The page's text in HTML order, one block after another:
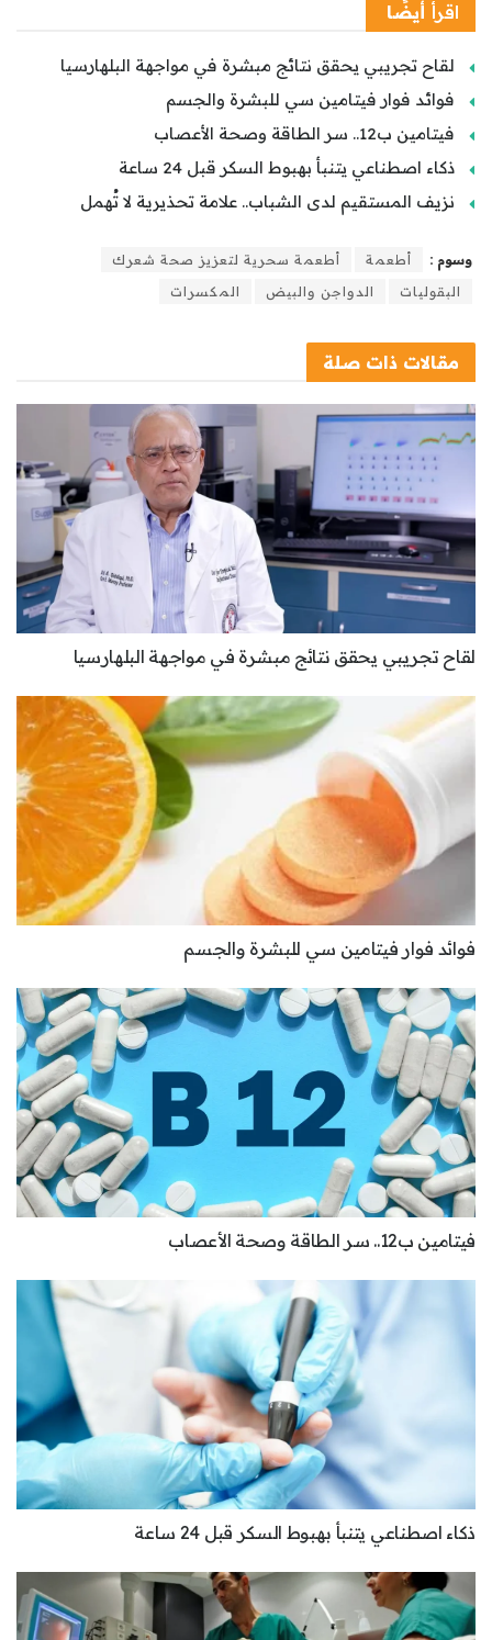
اقرأ أيضًا
لقاح تجريبي يحقق نتائج مبشرة في مواجهة البلهارسيا
فوائد فوار فيتامين سي للبشرة والجسم
فيتامين ب12.. سر الطاقة وصحة الأعصاب
ذكاء اصطناعي يتنبأ بهبوط السكر قبل 24 ساعة
نزيف المستقيم لدى الشباب.. علامة تحذيرية لا تُهمل
وسوم : أطعمة
أطعمة سحرية لتعزيز صحة شعرك
البقوليات
الدواجن والبيض المكسرات
مقالات ذات صلة
لقاح تجريبي يحقق نتائج مبشرة في مواجهة البلهارسيا
فوائد فوار فيتامين سي للبشرة والجسم
فيتامين ب12.. سر الطاقة وصحة الأعصاب
ذكاء اصطناعي يتنبأ بهبوط السكر قبل 24 ساعة